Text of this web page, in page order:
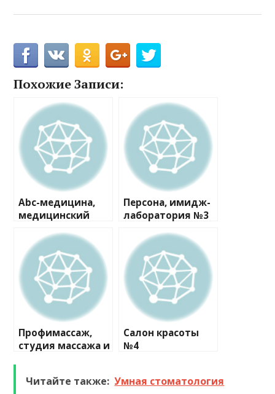
Похожие Записи:
Abc-медицина,
медицинский
Персона, имидж-
лаборатория №3
Профимассаж,
студия массажа и
Салон красоты
№4
Читайте также: Умная стоматология